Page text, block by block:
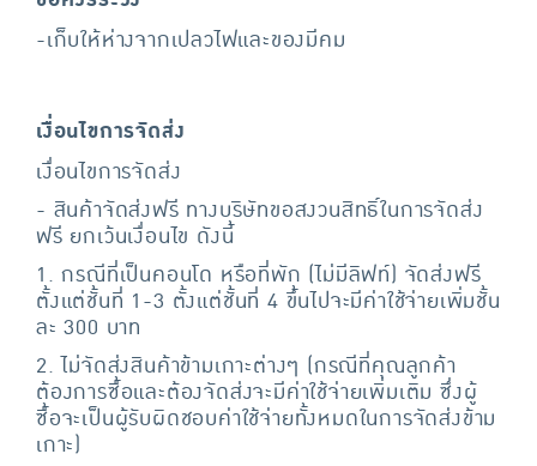
-เก็บให้ห่างจากเปลวไฟและของมีคม
เงื่อนไขการจัดส่ง
เงื่อนไขการจัดส่ง
- สินค้าจัดส่งฟรี ทางบริษัทขอสงวนสิทธิ์ในการจัดส่ง
ฟรี ยกเว้นเงื่อนไข ดังนี้
1. กรณีที่เป็นคอนโด หรือที่พัก (ไม่มีลิฟท์) จัดส่งฟรี
ตั้งแต่ชั้นที่ 1-3 ตั้งแต่ชั้นที่ 4 ขึ้นไปจะมีค่าใช้จ่ายเพิ่มชั้น
ละ 300 บาท
2. ไม่จัดส่งสินค้าข้ามเกาะต่างๆ (กรณีที่คุณลูกค้า
ต้องการซื้อและต้องจัดส่งจะมีค่าใช้จ่ายเพิ่มเติม ซึ่งผู้
ซื้อจะเป็นผู้รับผิดชอบค่าใช้จ่ายทั้งหมดในการจัดส่งข้าม
เกาะ)